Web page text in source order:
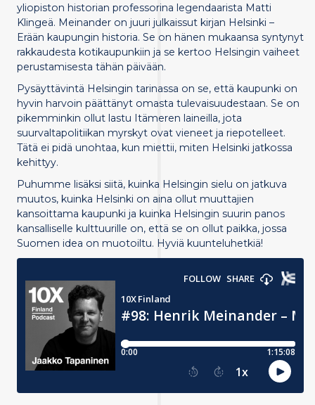
yliopiston historian professorina legendaarista Matti
Klingeä. Meinander on juuri julkaissut kirjan Helsinki –
Erään kaupungin historia. Se on hänen mukaansa syntynyt
rakkaudesta kotikaupunkiin ja se kertoo Helsingin vaiheet
perustamisesta tähän päivään.
Pysäyttävintä Helsingin tarinassa on se, että kaupunki on
hyvin harvoin päättänyt omasta tulevaisuudestaan. Se on
pikemminkin ollut lastu Itämeren laineilla, jota
suurvaltapolitiikan myrskyt ovat vieneet ja riepotelleet.
Tätä ei pidä unohtaa, kun miettii, miten Helsinki jatkossa
kehittyy.
Puhumme lisäksi siitä, kuinka Helsingin sielu on jatkuva
muutos, kuinka Helsinki on aina ollut muuttajien
kansoittama kaupunki ja kuinka Helsingin suurin panos
kansalliselle kulttuurille on, että se on ollut paikka, jossa
Suomen idea on muotoiltu. Hyviä kuunteluhetkiä!